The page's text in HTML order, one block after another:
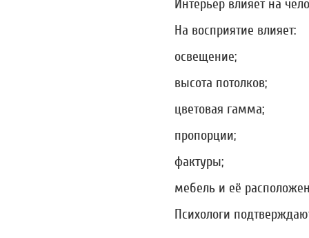
Интерьер влияет на
На восприятие влияет:
освещение;
высота потолков;
цветовая гамма;
пропорции;
фактуры;
мебель и её
Психологи